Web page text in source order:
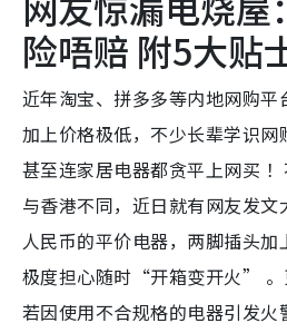
险唔赔 附5大贴
近年淘宝、拼多多等内地网购
加上价格极低，不少长辈学识
甚至连家居电器都贪平上网买
与香港不同，近日就有网友发
人民币的平价电器，两脚插头
极度担心随时“开箱变开火” 。
若因使用不合规格的电器引发